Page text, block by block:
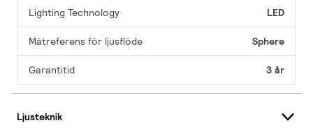
Lighting Technology LED
Mätreferens för ljusflöde Sphere
Garantitid 3 år
Ljusteknik